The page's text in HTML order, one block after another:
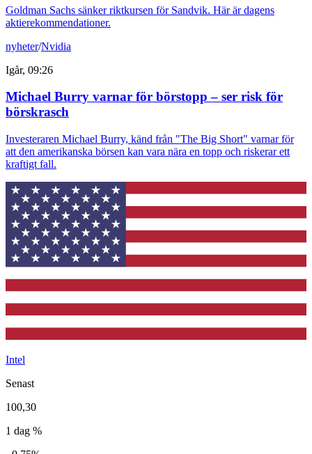
Goldman Sachs sänker riktkursen för Sandvik. Här är dagens
aktierekommendationer.
nyheter/Nvidia
Igår, 09:26
Michael Burry varnar för börstopp – ser risk för
börskrasch
Investeraren Michael Burry, känd från "The Big Short" varnar för
att den amerikanska börsen kan vara nära en topp och riskerar ett
kraftigt fall.
Intel
Senast
100,30
1 dag %